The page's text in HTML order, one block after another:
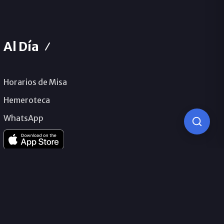
Al Día
Horarios de Misa
Hemeroteca
WhatsApp